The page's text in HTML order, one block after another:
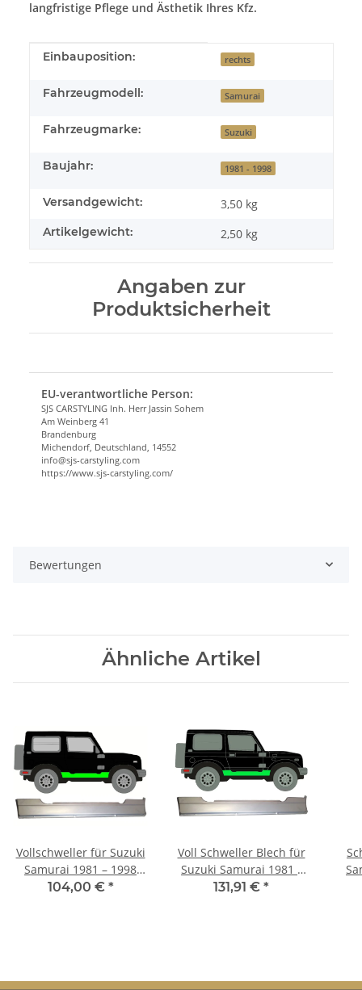
langfristige Pflege und Ästhetik Ihres Kfz.
Produkteigenschaft
Wert
Einbauposition: rechts
Fahrzeugmodell: Samurai
Fahrzeugmarke: Suzuki
Baujahr: 1981 - 1998
Versandgewicht: 3,50 kg
Artikelgewicht: 2,50 kg
Angaben zur
Produktsicherheit
EU-verantwortliche Person:
SJS CARSTYLING Inh. Herr Jassin Sohem
Am Weinberg 41
Brandenburg
Michendorf, Deutschland, 14552
info@sjs-carstyling.com
https://www.sjs-carstyling.com/
Bewertungen
Ähnliche Artikel
Vollschweller für Suzuki
Samurai 1981 – 1998
rechts
104,00 € *
Voll Schweller Blech für
Suzuki Samurai 1981 -
1998 rechts
131,91 € *